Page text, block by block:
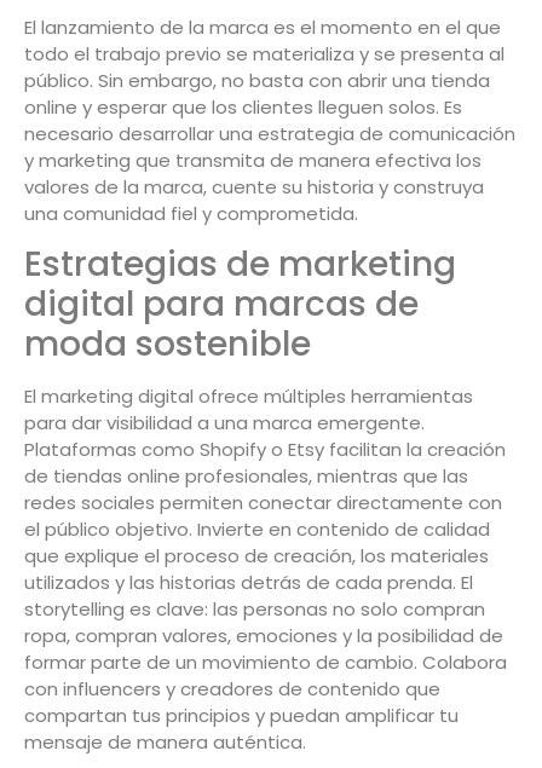
El lanzamiento de la marca es el momento en el que
todo el trabajo previo se materializa y se presenta al
público. Sin embargo, no basta con abrir una tienda
online y esperar que los clientes lleguen solos. Es
necesario desarrollar una estrategia de comunicación
y marketing que transmita de manera efectiva los
valores de la marca, cuente su historia y construya
una comunidad fiel y comprometida.
Estrategias de marketing
digital para marcas de
moda sostenible
El marketing digital ofrece múltiples herramientas
para dar visibilidad a una marca emergente.
Plataformas como Shopify o Etsy facilitan la creación
de tiendas online profesionales, mientras que las
redes sociales permiten conectar directamente con
el público objetivo. Invierte en contenido de calidad
que explique el proceso de creación, los materiales
utilizados y las historias detrás de cada prenda. El
storytelling es clave: las personas no solo compran
ropa, compran valores, emociones y la posibilidad de
formar parte de un movimiento de cambio. Colabora
con influencers y creadores de contenido que
compartan tus principios y puedan amplificar tu
mensaje de manera auténtica.